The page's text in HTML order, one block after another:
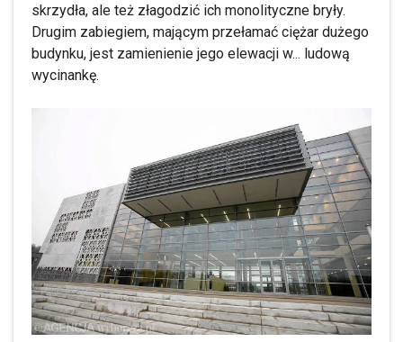
skrzydła, ale też złagodzić ich monolityczne bryły.
Drugim zabiegiem, mającym przełamać ciężar dużego
budynku, jest zamienienie jego elewacji w... ludową
wycinankę.